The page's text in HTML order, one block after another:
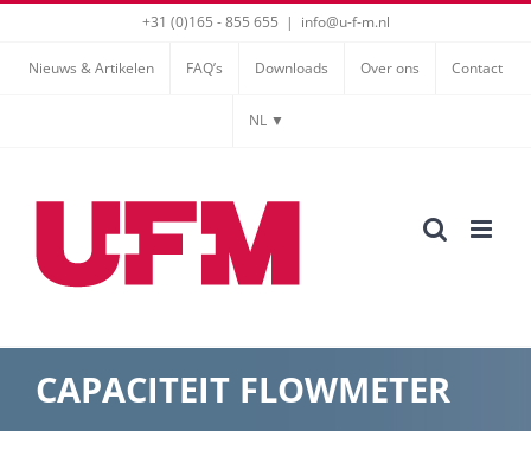
+31 (0)165 - 855 655 | info@u-f-m.nl
Nieuws & Artikelen FAQ’s Downloads Over ons Contact
NL ▼
CAPACITEIT FLOWMETER